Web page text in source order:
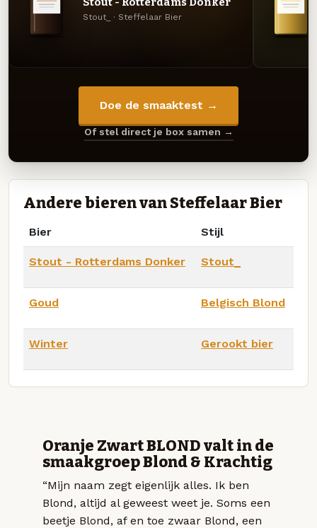
Stout_ · Steffelaar Bier
Doe de smaaktest →
Of stel direct je box samen →
Andere bieren van Steffelaar Bier
Bier Stijl
Stout - Rotterdams Donker Stout_
Goud Belgisch Blond
Winter Gerookt bier
Oranje Zwart BLOND valt in de
smaakgroep Blond & Krachtig
“Mijn naam zegt eigenlijk alles. Ik ben
Blond, altijd al geweest weet je. Soms een
beetje Blond, af en toe zwaar Blond, een